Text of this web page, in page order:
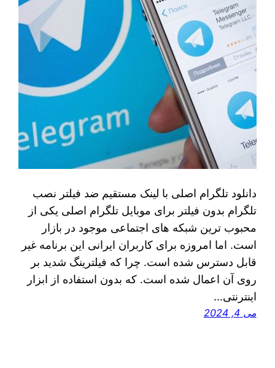
دانلود تلگرام اصلی با لینک مستقیم ضد فیلتر نصب
تلگرام بدون فیلتر برای موبایل تلگرام اصلی یکی از
محبوب‌ ترین شبکه های اجتماعی موجود در بازار
است. اما امروزه برای کاربران ایرانی این برنامه غیر
قابل دسترس شده است. چرا که فیلترینگ شدید بر
روی آن اعمال شده است. که بدون استفاده از ابزار
اینترنتی…
می 4, 2024